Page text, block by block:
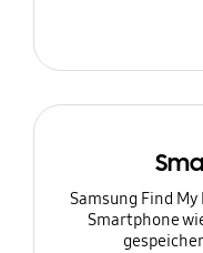
Samsung Find
Smartphone